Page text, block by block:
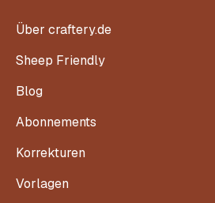
Über craftery.de
Sheep Friendly
Blog
Abonnements
Korrekturen
Vorlagen